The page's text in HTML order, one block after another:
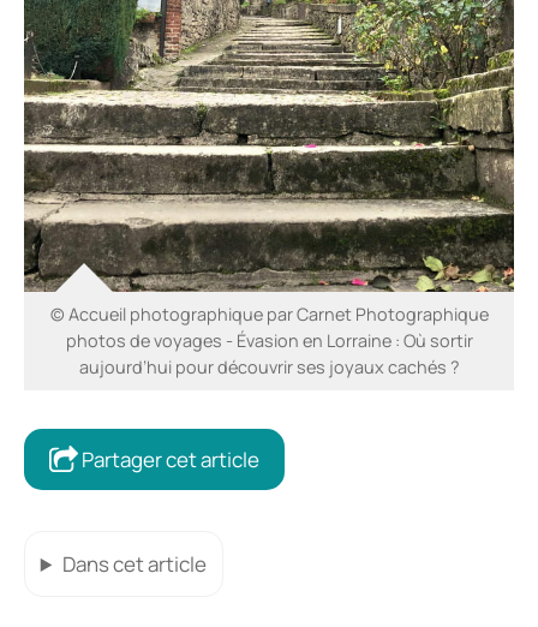
© Accueil photographique par Carnet Photographique
photos de voyages - Évasion en Lorraine : Où sortir
aujourd’hui pour découvrir ses joyaux cachés ?
Partager cet article
Dans cet article